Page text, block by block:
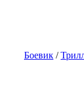
Боевик /